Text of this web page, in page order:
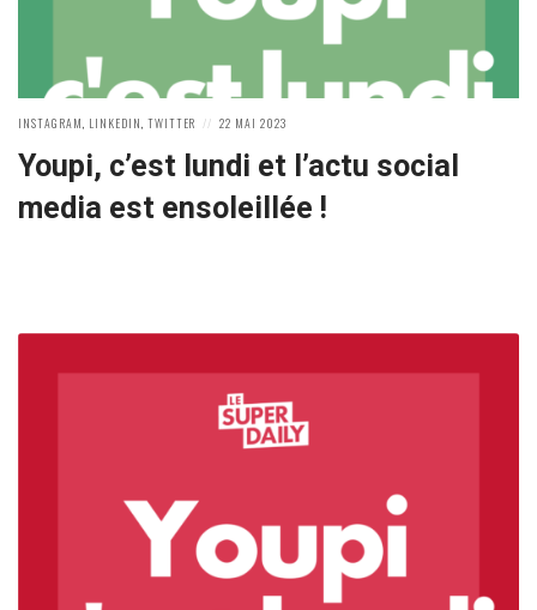
POSTED
INSTAGRAM, LINKEDIN, TWITTER
POSTED
22 MAI 2023
Youpi, c’est lundi et l’actu social
media est ensoleillée !